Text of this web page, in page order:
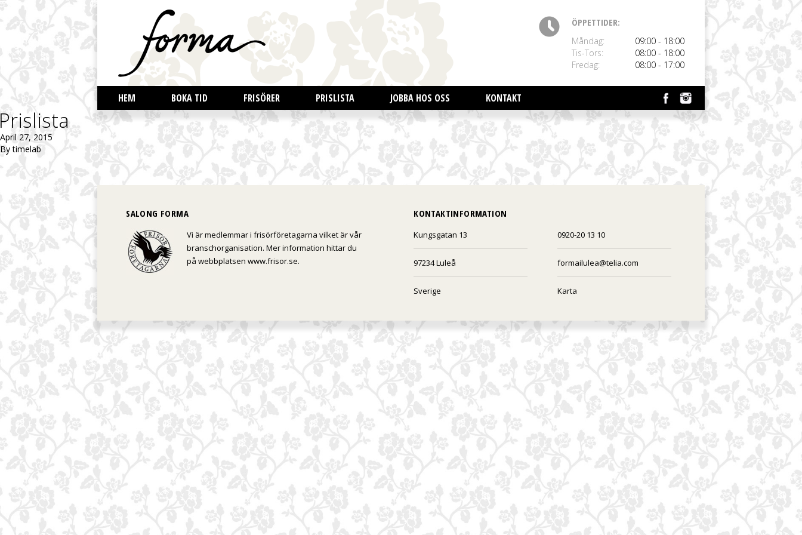
ÖPPETTIDER:
Måndag:
09:00 - 18:00
Tis-Tors:
08:00 - 18:00
Fredag:
08:00 - 17:00
HEM BOKA TID FRISÖRER PRISLISTA JOBBA HOS OSS KONTAKT
April 27, 2015
Bytimelab
SALONG FORMA
Vi är medlemmar i frisörföretagarna vilket är vår
branschorganisation. Mer information hittar du
på webbplatsen www.frisor.se.
KONTAKTINFORMATION
Kungsgatan 13
97234 Luleå
Sverige
0920-20 13 10
formailulea@telia.com
Karta